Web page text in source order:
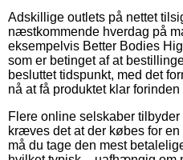
Adskillige outlets på nettet
næstkommende hverdag på
eksempelvis Better Bodies
som er betinget af at
besluttet tidspunkt, med det
nå at få produktet klar
Flere online selskaber
kræves det at der købes for
må du tage den mest